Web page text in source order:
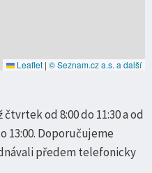
Leaflet | © Seznam.cz a.s. a další
od 8:00 do 11:30 a od
13:00. Doporučujeme
předem telefonicky